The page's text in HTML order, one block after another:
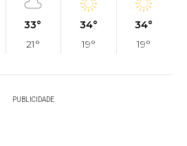
33°
21°
34°
19°
34°
19°
PUBLICIDADE